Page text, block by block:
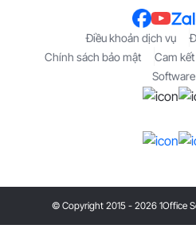
Điều khoản dịch vụ
Chính sách bảo mật
Cam
© Copyright 2015 - 2026 1Office